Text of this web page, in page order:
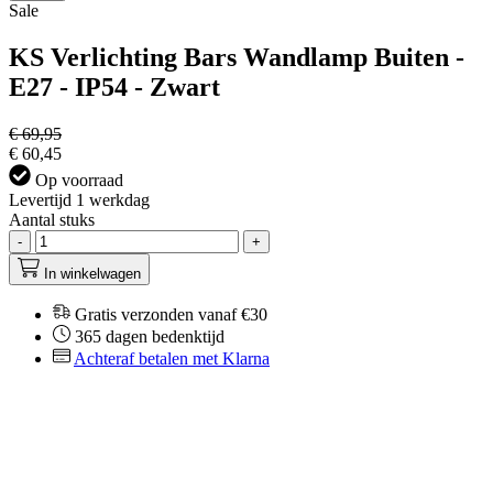
Sale
KS Verlichting Bars Wandlamp Buiten -
E27 - IP54 - Zwart
€ 69,95
€ 60,45
Op voorraad
Levertijd 1 werkdag
Aantal stuks
-
+
In winkelwagen
Gratis verzonden vanaf €30
365 dagen bedenktijd
Achteraf betalen met Klarna